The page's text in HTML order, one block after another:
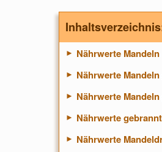
Nährwerte Mandeln
Nährwerte
Nährwerte
Nährwerte
Nährwerte